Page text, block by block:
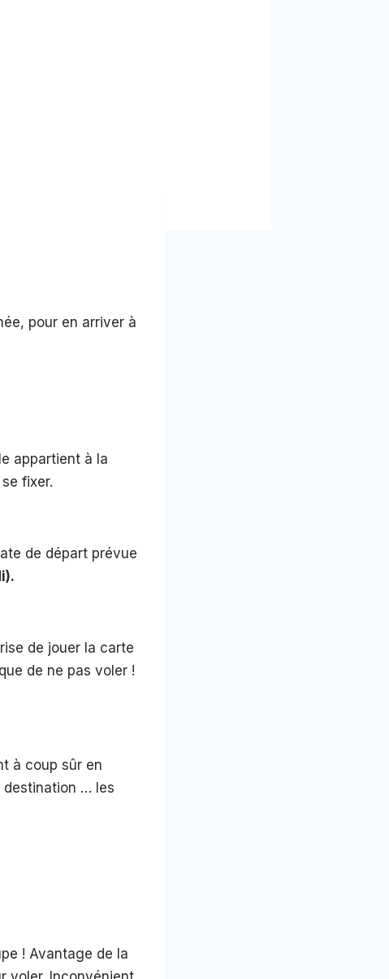
pour en arriver à
appartient à la
fixer.
de départ prévue
de jouer la carte
de ne pas voler !
à coup sûr en
destination … les
! Avantage de la